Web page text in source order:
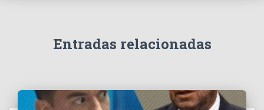
Entradas relacionadas